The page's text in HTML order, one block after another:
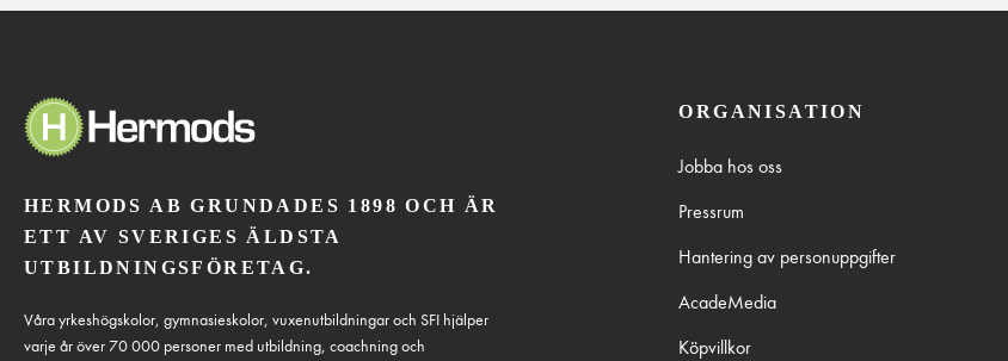
HERMODS AB GRUNDADES 1898 OCH ÄR
ETT AV SVERIGES ÄLDSTA
UTBILDNINGSFÖRETAG.
Våra yrkeshögskolor, gymnasieskolor, vuxenutbildningar och SFI hjälper
varje år över 70 000 personer med utbildning, coachning och
ORGANISATION
Jobba hos oss
Pressrum
Hantering av personuppgifter
AcadeMedia
Köpvillkor